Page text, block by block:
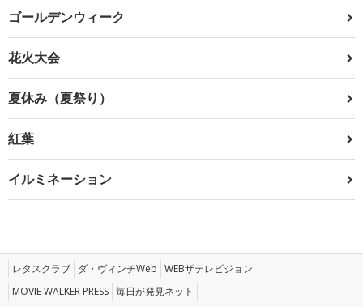
ゴールデンウィーク
花火大会
夏休み（夏祭り）
紅葉
イルミネーション
レタスクラブ ダ・ヴィンチWeb WEBザテレビジョン
MOVIE WALKER PRESS 毎日が発見ネット